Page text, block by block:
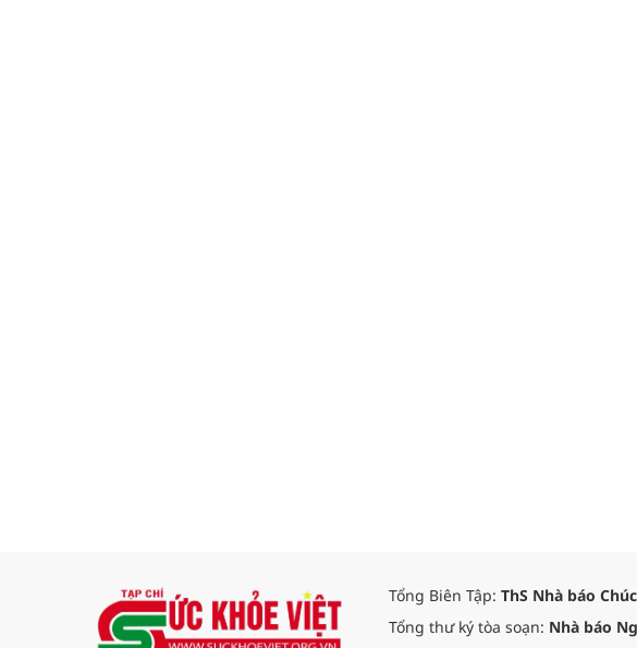
Tổng Biên Tập: ThS Nhà báo
Tổng thư ký tòa soạn: Nhà báo